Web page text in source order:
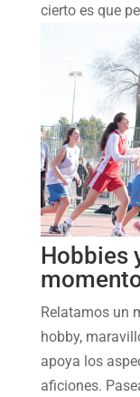
cierto es que
Hobbies
Relatamos un
hobby,
apoya los
aficiones.